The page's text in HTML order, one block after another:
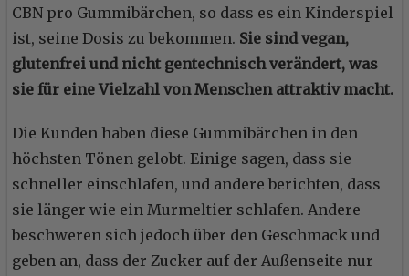
CBN pro Gummibärchen, so dass es ein Kinderspiel
ist, seine Dosis zu bekommen. Sie sind vegan,
glutenfrei und nicht gentechnisch verändert, was
sie für eine Vielzahl von Menschen attraktiv macht.
Die Kunden haben diese Gummibärchen in den
höchsten Tönen gelobt. Einige sagen, dass sie
schneller einschlafen, und andere berichten, dass
sie länger wie ein Murmeltier schlafen. Andere
beschweren sich jedoch über den Geschmack und
geben an, dass der Zucker auf der Außenseite nur